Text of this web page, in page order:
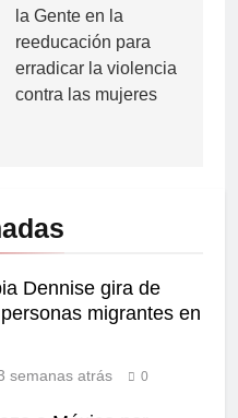
la Gente en la
reeducación para
erradicar la violencia
contra las mujeres
Dennise gira de
migrantes en
semanas atrás 0